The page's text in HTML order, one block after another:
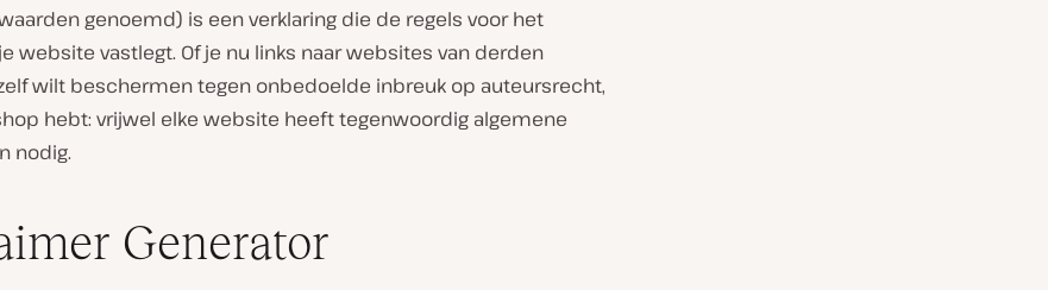
genoemd) is een verklaring die de regels voor het
website vastlegt. Of je nu links naar websites van derden
wilt beschermen tegen onbedoelde inbreuk op auteursrecht,
hebt: vrijwel elke website heeft tegenwoordig algemene
nodig.
Generator